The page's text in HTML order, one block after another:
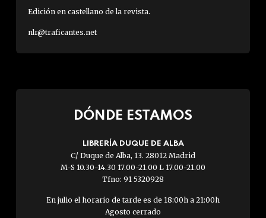
Edición en castellano de la revista.
nlr@traficantes.net
DÓNDE ESTAMOS
LIBRERÍA DUQUE DE ALBA
C/ Duque de Alba, 13. 28012 Madrid
M-S 10.30-14.30 17.00-21.00 L 17.00-21.00
Tfno: 91 5320928
En julio el horario de tarde es de 18:00h a 21:00h
Agosto cerrado